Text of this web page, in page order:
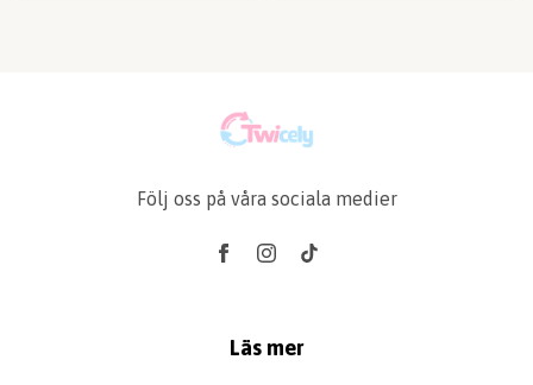
Följ oss på våra sociala medier
Läs mer